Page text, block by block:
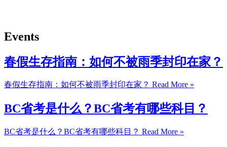
Events
春假生存指南：如何不被雨季封印在家？
春假生存指南：如何不被雨季封印在家？ Read More »
BC省考是什么？BC省考有哪些科目？
BC省考是什么？BC省考有哪些科目？ Read More »